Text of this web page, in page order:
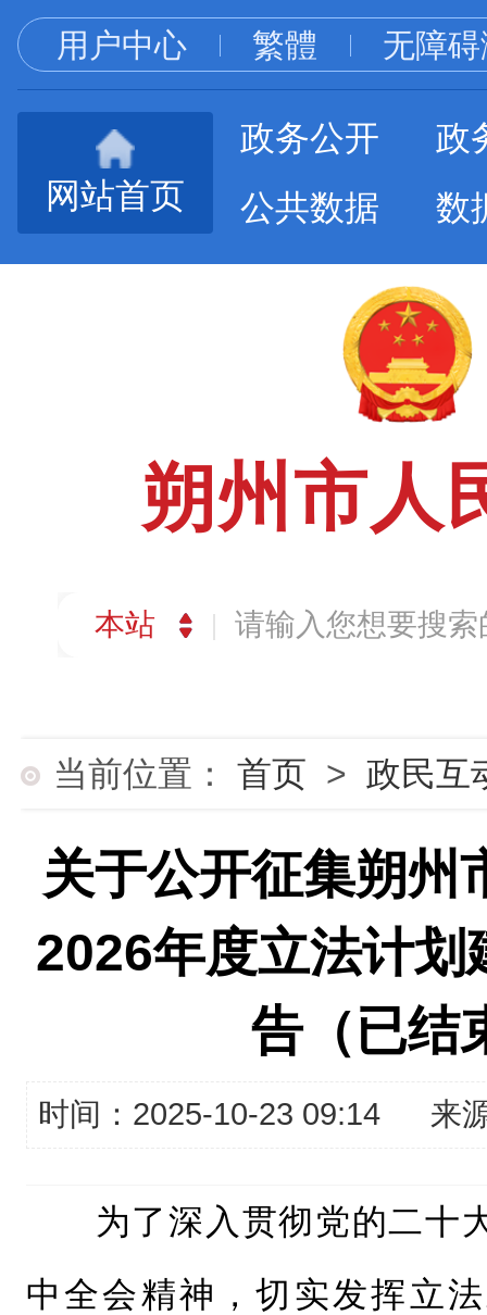
用户中心 繁體 无障
网站首页
政务公开
政
公共数据
数
朔州市人
当前位置： 首页 > 政民互
关于公开征集朔州
2026年度立法计划
告（已结
时间：2025-10-23 09:14 来
为了深入贯彻党的二十
中全会精神，切实发挥立